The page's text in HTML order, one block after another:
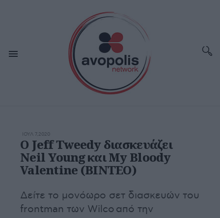
ΙΟΥΛ 7,2020
O Jeff Tweedy διασκευάζει
Neil Young και My Bloody
Valentine (BINTEO)
Δείτε το μονόωρο σετ διασκευών του
frontman των Wilco από την